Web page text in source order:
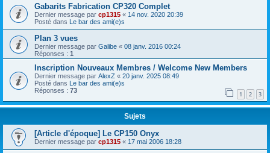
Gabarits Fabrication CP320 Complet
Dernier message par cp1315 « 14 nov. 2020 20:39
Posté dans Le bar des ami(e)s
Plan 3 vues
Dernier message par Galibe « 08 janv. 2016 00:24
Réponses : 1
Inscription Nouveaux Membres / Welcome New Members
Dernier message par AlexZ « 20 janv. 2025 08:49
Posté dans Le bar des ami(e)s
Réponses : 73 1 2 3
Sujets
[Article d'époque] Le CP150 Onyx
Dernier message par cp1315 « 17 mai 2006 18:28